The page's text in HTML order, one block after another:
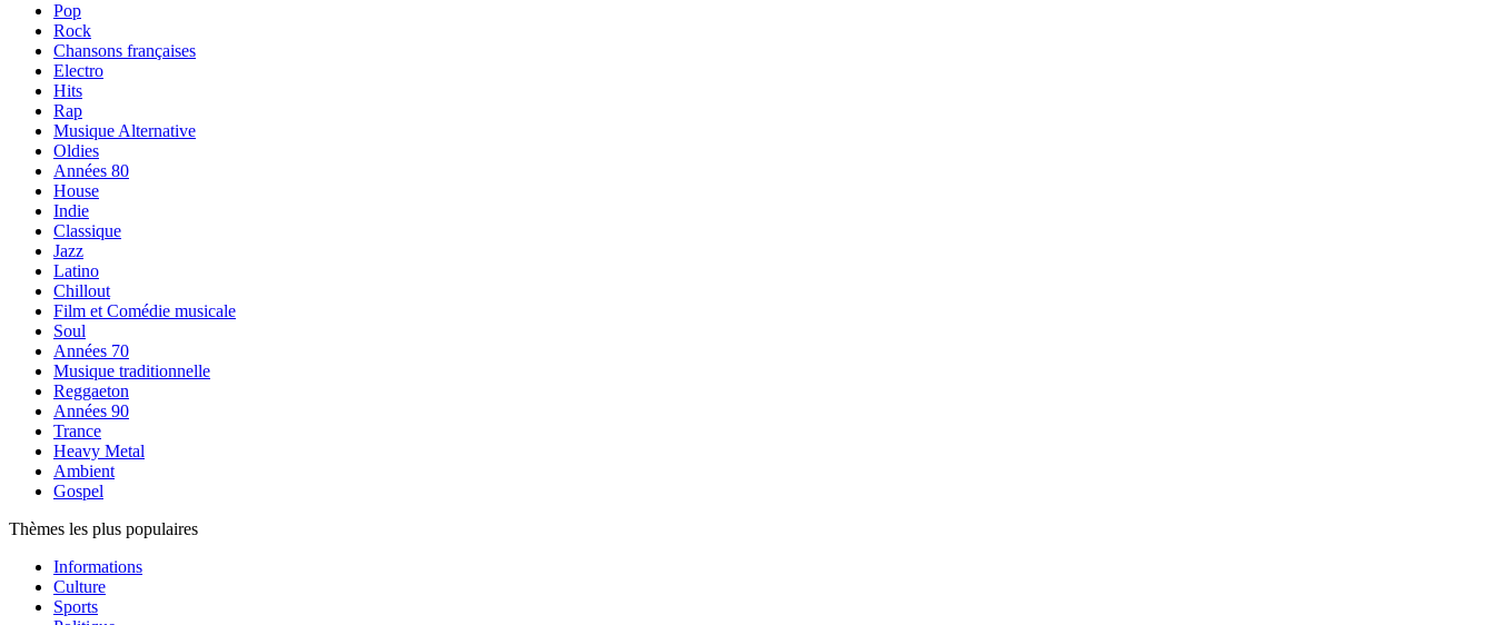
Pop
Rock
Chansons françaises
Electro
Hits
Rap
Musique Alternative
Oldies
Années 80
House
Indie
Classique
Jazz
Latino
Chillout
Film et Comédie musicale
Soul
Années 70
Musique traditionnelle
Reggaeton
Années 90
Trance
Heavy Metal
Ambient
Gospel
Thèmes les plus populaires
Informations
Culture
Sports